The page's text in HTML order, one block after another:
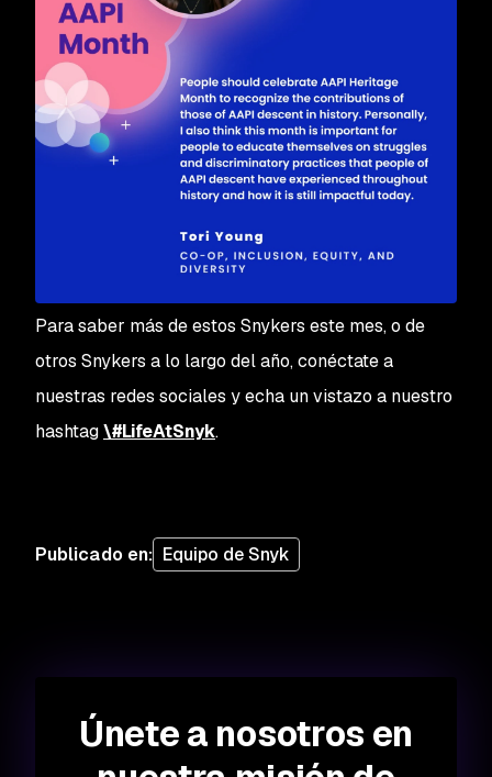
Para saber más de estos Snykers este mes, o de
otros Snykers a lo largo del año, conéctate a
nuestras redes sociales y echa un vistazo a nuestro
hashtag\#LifeAtSnyk.
Publicado en: Equipo de Snyk
Únete a nosotros en